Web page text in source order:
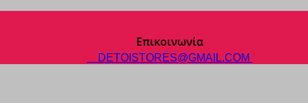
Επικοινωνία
DETOISTORES@GMAIL.COM